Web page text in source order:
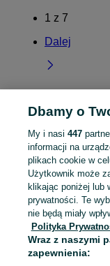
1 z 7
Dalej
Strona główna
KATEGORIA
Mapa kategorii
Mapa miejscowości
Mapa ministron
Dbamy o
My i nasi 447
informacji na
plikach cookie w
Użytkownik może
klikając poniżej lub
prywatności. Te
nie będą miały
Polityka
Wraz z naszymi
zapewnienia: